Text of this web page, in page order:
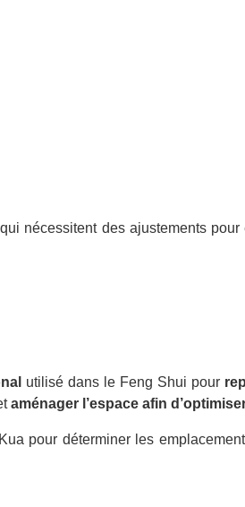
nécessitent des ajustements
utilisé dans le Feng Shui pour
aménager l’espace afin
pour déterminer les